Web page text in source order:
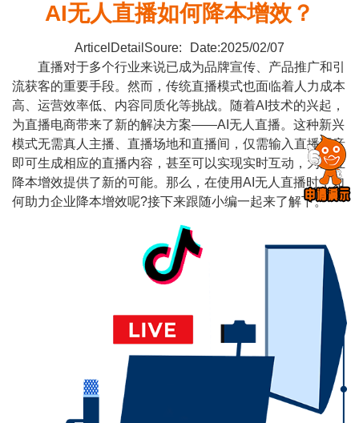
AI无人直播如何降本增效？
ArticelDetailSoure:
Date:2025/02/07
直播对于多个行业来说已成为品牌宣传、产品推广和引
流获客的重要手段。然而，传统直播模式也面临着人力成本
高、运营效率低、内容同质化等挑战。随着AI技术的兴起，
为直播电商带来了新的解决方案——AI无人直播。这种新兴
模式无需真人主播、直播场地和直播间，仅需输入直播语音
即可生成相应的直播内容，甚至可以实现实时互动，为企业
降本增效提供了新的可能。那么，在使用AI无人直播时，如
何助力企业降本增效呢?接下来跟随小编一起来了解下。